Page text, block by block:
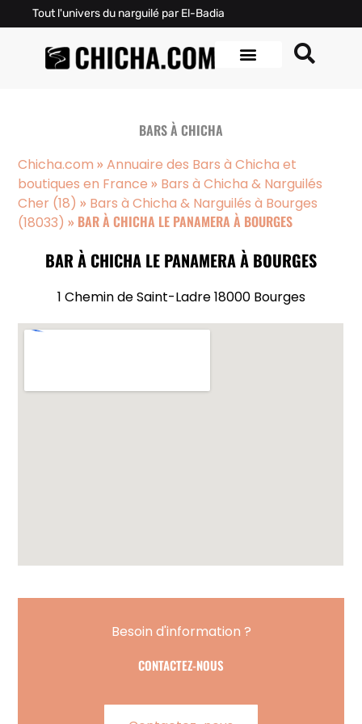
Tout l'univers du narguilé par El-Badia
BARS À CHICHA
Chicha.com »Annuaire des Bars à Chicha et
boutiques en France » Bars à Chicha & Narguilés
Cher (18) » Bars à Chicha & Narguilés à Bourges
(18033) » BAR À CHICHA LE PANAMERA À BOURGES
BAR À CHICHA LE PANAMERA À BOURGES
1 Chemin de Saint-Ladre 18000 Bourges
Besoin d'information ?
CONTACTEZ-NOUS